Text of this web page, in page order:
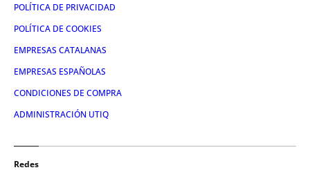
POLÍTICA DE PRIVACIDAD
POLÍTICA DE COOKIES
EMPRESAS CATALANAS
EMPRESAS ESPAÑOLAS
CONDICIONES DE COMPRA
ADMINISTRACIÓN UTIQ
Redes